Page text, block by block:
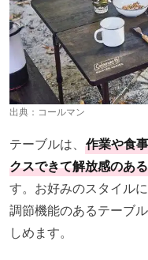
出典： コールマン
テーブルは、 作業や食
クスできて解放感のあ
す。お好みのスタイル
調節機能のあるテーブ
しめます。